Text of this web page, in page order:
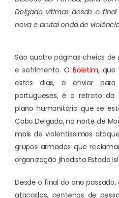
Delgado vítimas desde o
nova e brutal onda de
São quatro páginas cheias
e sofrimento. O Boletim, que
estes dias, a enviar
portugueses, é o retrato da
plano humanitário que se
Cabo Delgado, no norte de
mais de violentíssimos
grupos armados que
organização jihadista Estado
Desde o final do ano
atacadas, centenas de